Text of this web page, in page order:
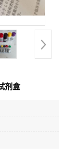
剂盒